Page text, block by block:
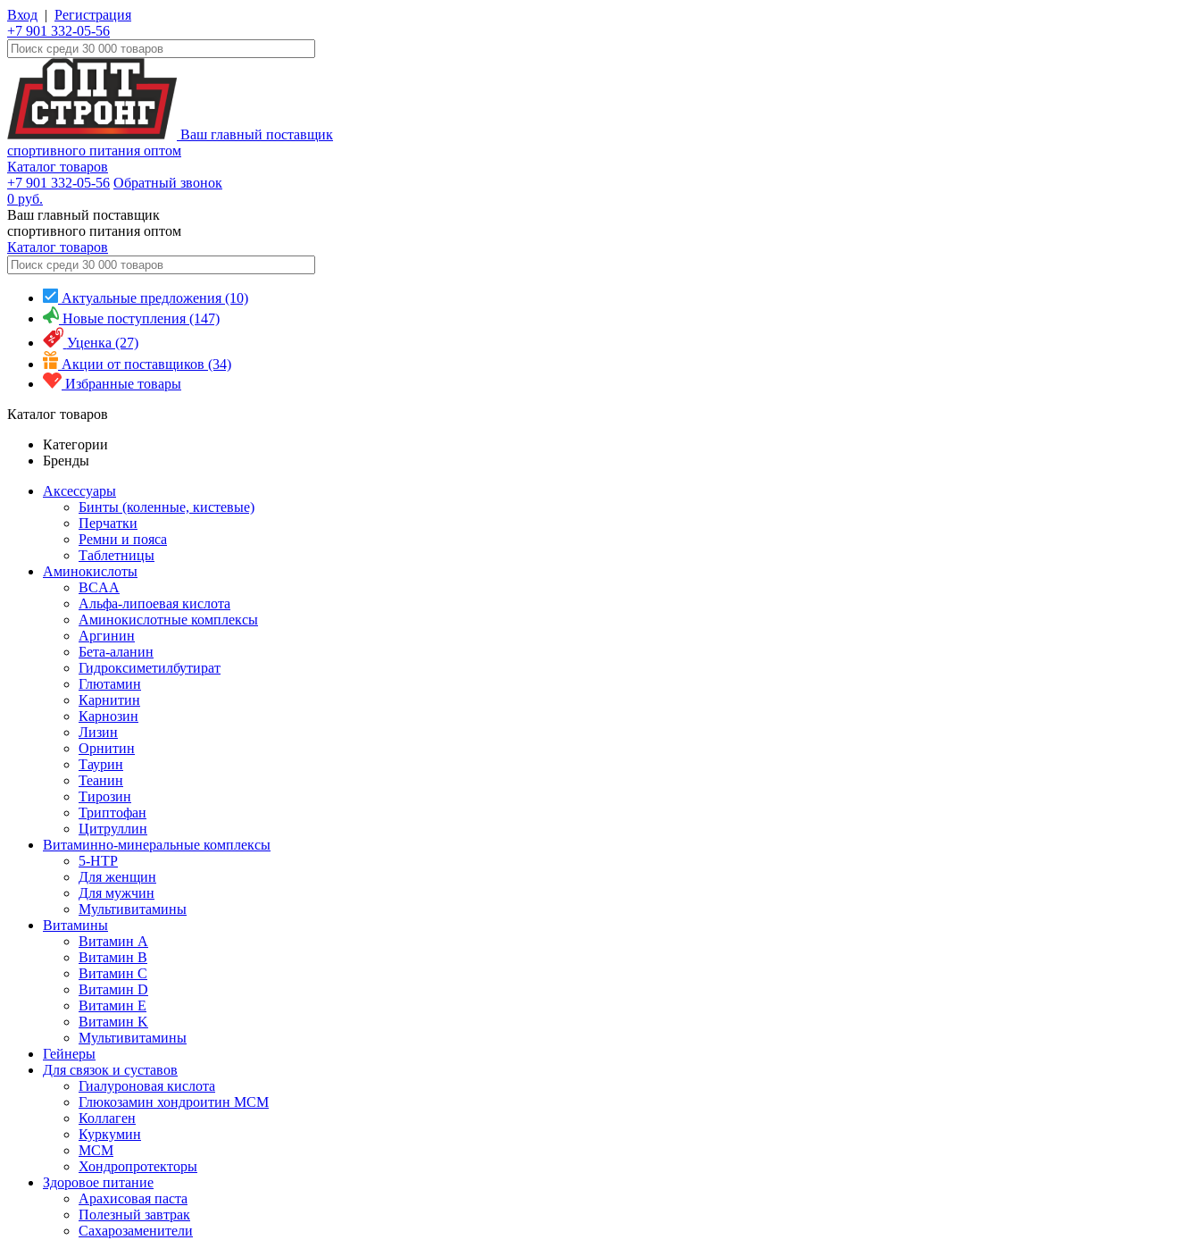
Вход | Регистрация
+7 901 332-05-56
Ваш главный поставщик
спортивного питания оптом
Каталог товаров
+7 901 332-05-56 Обратный звонок
0 руб.
Ваш главный поставщик
спортивного питания оптом
Каталог товаров
Актуальные предложения (10)
Новые поступления (147)
Уценка (27)
Акции от поставщиков (34)
Избранные товары
Каталог товаров
Категории
Бренды
Аксессуары
Бинты (коленные, кистевые)
Перчатки
Ремни и пояса
Таблетницы
Аминокислоты
BCAA
Альфа-липоевая кислота
Аминокислотные комплексы
Аргинин
Бета-аланин
Гидроксиметилбутират
Глютамин
Карнитин
Карнозин
Лизин
Орнитин
Таурин
Теанин
Тирозин
Триптофан
Цитруллин
Витаминно-минеральные комплексы
5-HTP
Для женщин
Для мужчин
Мультивитамины
Витамины
Витамин A
Витамин B
Витамин C
Витамин D
Витамин E
Витамин K
Мультивитамины
Гейнеры
Для связок и суставов
Гиалуроновая кислота
Глюкозамин хондроитин МСМ
Коллаген
Куркумин
МСМ
Хондропротекторы
Здоровое питание
Арахисовая паста
Полезный завтрак
Сахарозаменители